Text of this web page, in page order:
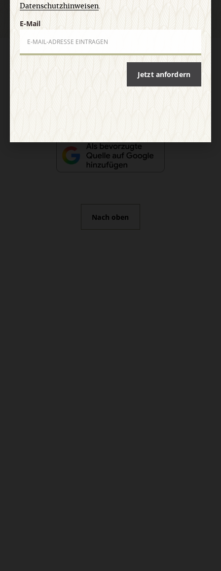
AGB und Widerrufsbelehrung Datenschutz
Barrierefreiheit
Nach oben
Datenschutzhinweisen.
E-Mail
Jetzt anfordern